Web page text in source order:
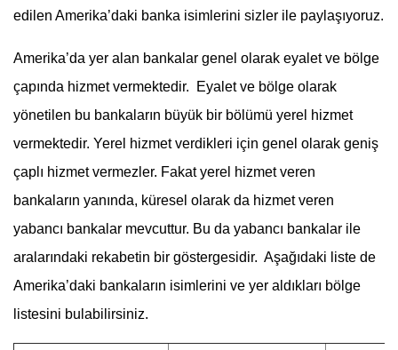
edilen Amerika’daki banka isimlerini sizler ile paylaşıyoruz.
Amerika’da yer alan bankalar genel olarak eyalet ve bölge
çapında hizmet vermektedir. Eyalet ve bölge olarak
yönetilen bu bankaların büyük bir bölümü yerel hizmet
vermektedir. Yerel hizmet verdikleri için genel olarak geniş
çaplı hizmet vermezler. Fakat yerel hizmet veren
bankaların yanında, küresel olarak da hizmet veren
yabancı bankalar mevcuttur. Bu da yabancı bankalar ile
aralarındaki rekabetin bir göstergesidir. Aşağıdaki liste de
Amerika’daki bankaların isimlerini ve yer aldıkları bölge
listesini bulabilirsiniz.